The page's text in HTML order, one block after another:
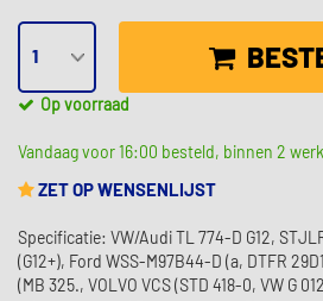
Op voorraad
Vandaag voor 16:00 besteld, binnen 2
ZET OP WENSENLIJST
Specificatie: VW/Audi TL 774-D G12,
(G12+), Ford WSS-M97B44-D (a, DTFR
(MB 325., VOLVO VCS (STD 418-0, VW G